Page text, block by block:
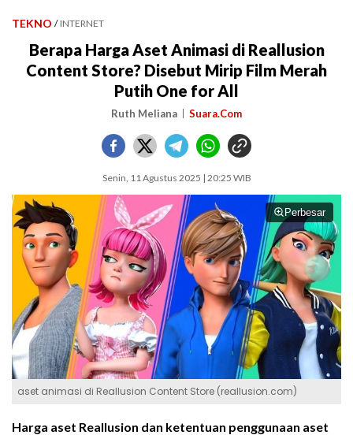
TEKNO / INTERNET
Berapa Harga Aset Animasi di Reallusion
Content Store? Disebut Mirip Film Merah
Putih One for All
Ruth Meliana Suara.Com
Senin, 11 Agustus 2025 | 20:25 WIB
Perbesar
aset animasi di Reallusion Content Store (reallusion.com)
Harga aset Reallusion dan ketentuan penggunaan aset